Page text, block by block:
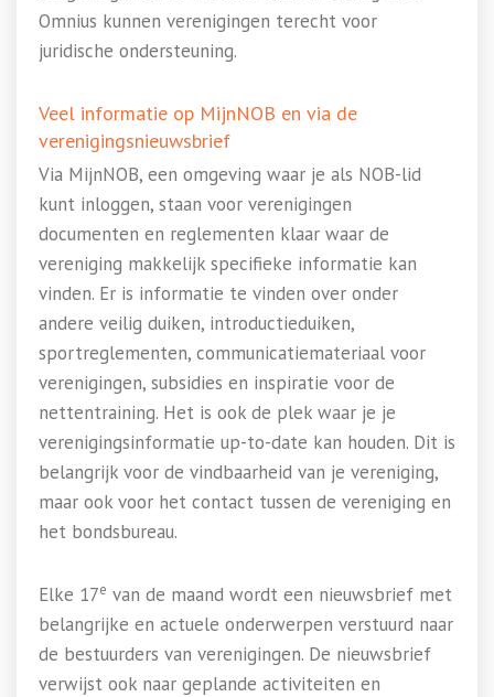
Omnius kunnen verenigingen terecht voor
juridische ondersteuning.
Veel informatie op MijnNOB en via de
verenigingsnieuwsbrief
Via MijnNOB, een omgeving waar je als NOB-lid
kunt inloggen, staan voor verenigingen
documenten en reglementen klaar waar de
vereniging makkelijk specifieke informatie kan
vinden. Er is informatie te vinden over onder
andere veilig duiken, introductieduiken,
sportreglementen, communicatiemateriaal voor
verenigingen, subsidies en inspiratie voor de
nettentraining. Het is ook de plek waar je je
verenigingsinformatie up-to-date kan houden. Dit is
belangrijk voor de vindbaarheid van je vereniging,
maar ook voor het contact tussen de vereniging en
het bondsbureau.
Elke 17e van de maand wordt een nieuwsbrief met
belangrijke en actuele onderwerpen verstuurd naar
de bestuurders van verenigingen. De nieuwsbrief
verwijst ook naar geplande activiteiten en